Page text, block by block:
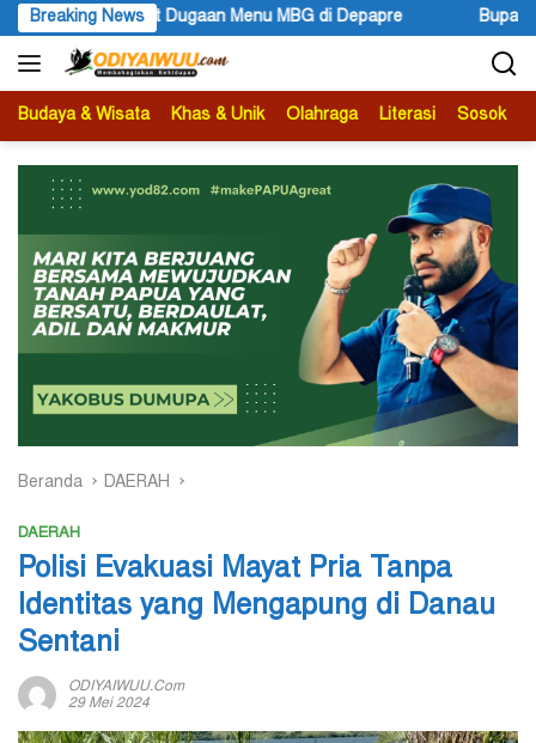
Langsung
ke
konten
Breaking News
Depapre Bupati Kabupaten Jayawijaya Atenius Murip:
Budaya & Wisata Khas & Unik Olahraga Literasi Sosok
Beranda DAERAH
DAERAH
Polisi Evakuasi Mayat Pria Tanpa
Identitas yang Mengapung di Danau
Sentani
ODIYAIWUU.com
29 Mei 2024